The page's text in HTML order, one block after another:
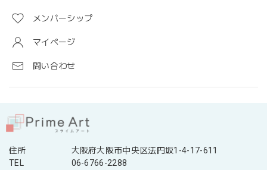
メンバーシップ
マイページ
問い合わせ
住所
大阪府大阪市中央区法円坂1-4-17-611
TEL
06-6766-2288